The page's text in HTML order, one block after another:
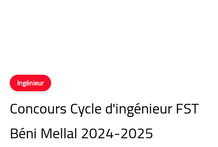
Ingénieur
Concours Cycle d'ingénieur FST
Béni Mellal 2024-2025